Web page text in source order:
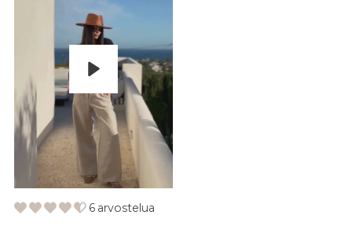
Pelaa
6 arvostelua